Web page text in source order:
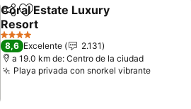
CompartirAgregar a favoritos
Coral Estate Luxury
Resort
Ver precios
4 Estrellas
8,6 Excelente
2.131
a 19.0 km de: Centro de la ciudad
Playa privada con snorkel vibranteVer